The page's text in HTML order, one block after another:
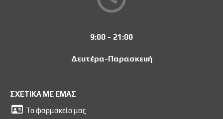
9:00 - 21:00
Δευτέρα-Παρασκευή
ΣΧΕΤΙΚΑ ΜΕ ΕΜΑΣ
Το φαρμακείο μας